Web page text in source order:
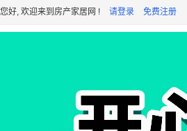
您好, 欢迎来到房产家居网 ! 请登录 免费注册